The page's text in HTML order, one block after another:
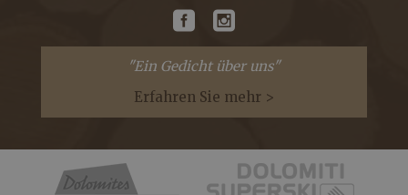
"Ein Gedicht über uns"
Erfahren Sie mehr >